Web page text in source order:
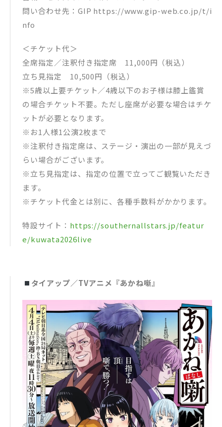
問い合わせ先：GIP https://www.gip-web.co.jp/t/i
nfo
＜チケット代＞
全席指定／注釈付き指定席 11,000円（税込）
立ち見指定 10,500円（税込）
※5歳以上要チケット／4歳以下のお子様は膝上鑑賞
の場合チケット不要。ただし座席が必要な場合はチケ
ットが必要となります。
※お1人様1公演2枚まで
※注釈付き指定席は、ステージ・演出の一部が見えづ
らい場合がございます。
※立ち見指定は、指定の位置で立ってご観覧いただき
ます。
※チケット代金とは別に、各種手数料がかかります。
特設サイト： https://southernallstars.jp/featur
e/kuwata2026live
タイアップ／TVアニメ『あかね噺』